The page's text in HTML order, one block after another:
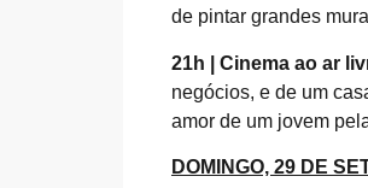
de pintar grandes
21h | Cinema ao ar
negócios, e de um
amor de um jovem
DOMINGO, 29 DE